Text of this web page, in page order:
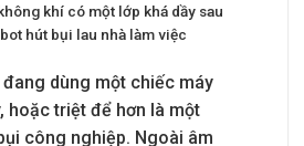
khí có một lớp khá dầy sau
hút bụi lau nhà làm việc
đang dùng một chiếc máy
hoặc triệt để hơn là một
công nghiệp. Ngoài âm